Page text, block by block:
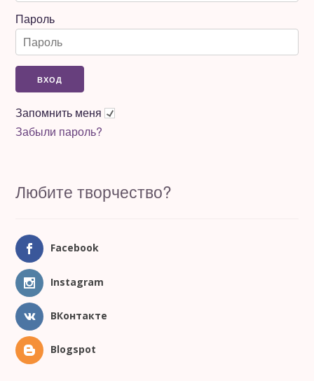
Пароль
Запомнить меня
Забыли пароль?
Любите творчество?
Facebook
Instagram
ВКонтакте
Blogspot